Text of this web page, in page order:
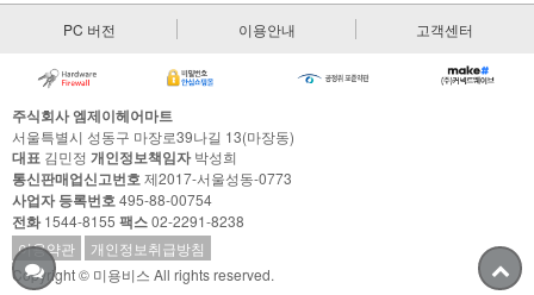
PC 버전 이용안내 고객센터
주식회사 엠제이헤어마트
서울특별시 성동구 마장로39나길 13(마장동)
대표 김민정 개인정보책임자박성희
통신판매업신고번호제2017-서울성동-0773
사업자 등록번호495-88-00754
전화1544-8155 팩스02-2291-8238
이용약관
개인정보취급방침
Copyright © 미용비스 All rights reserved.